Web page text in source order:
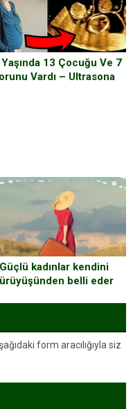
13 Çocuğu Ve 7
Vardı – Ultrasona
Güçlü kadınlar kendini
belli eder
form aracılığıyla siz